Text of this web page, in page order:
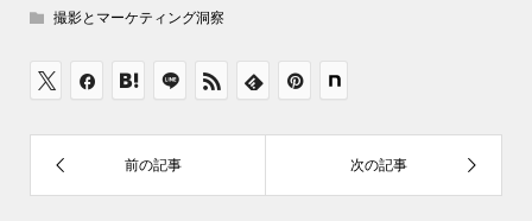
撮影とマーケティング洞察